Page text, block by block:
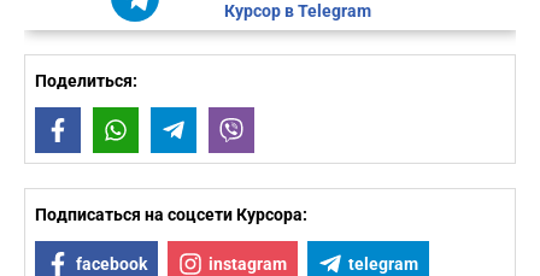
Курсор в Telegram
Поделиться:
FacebookWhatsAppTelegram
Подписаться на соцсети Курсора:
facebook instagram telegram